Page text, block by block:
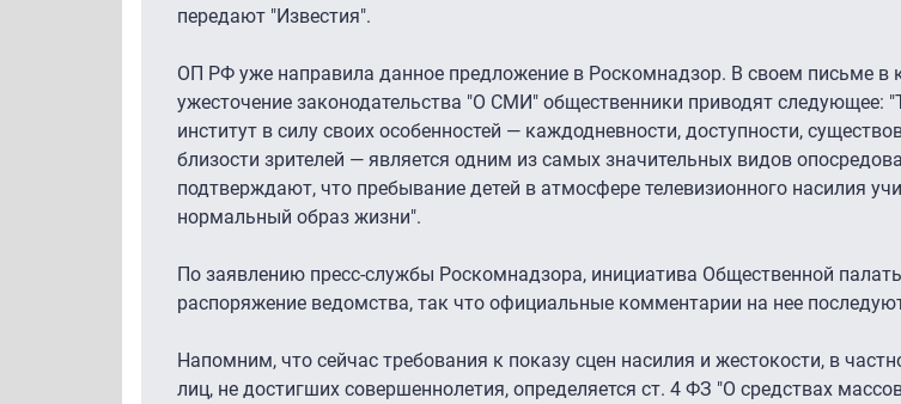
передают "Известия".
ОП РФ уже направила данное предложение в Роскомнадзор. В своем письме в
ужесточение законодательства "О СМИ" общественники приводят следующее:
институт в силу своих особенностей — каждодневности, доступности,
близости зрителей — является одним из самых значительных видов
подтверждают, что пребывание детей в атмосфере телевизионного насилия
нормальный образ жизни".
По заявлению пресс-службы Роскомнадзора, инициатива Общественной
распоряжение ведомства, так что официальные комментарии на нее
Напомним, что сейчас требования к показу сцен насилия и жестокости, в
лиц, не достигших совершеннолетия, определяется ст. 4 ФЗ "О средствах